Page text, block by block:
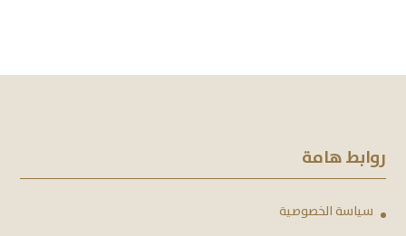
روابط هامة
سياسة الخصوصية